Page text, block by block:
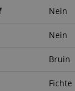
Nein
Nein
Bruin
Fichte